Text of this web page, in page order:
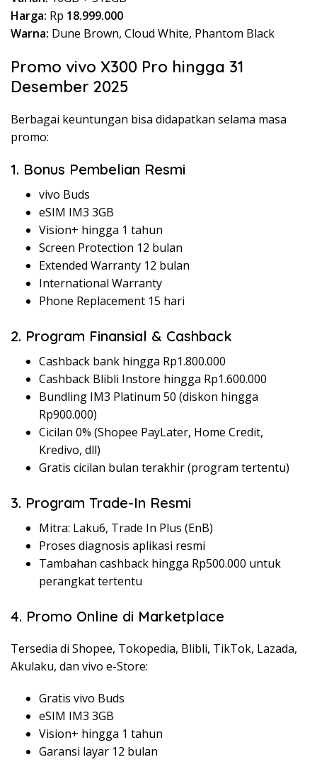
Harga: Rp 18.999.000
Warna: Dune Brown, Cloud White, Phantom Black
Promo vivo X300 Pro hingga 31
Desember 2025
Berbagai keuntungan bisa didapatkan selama masa
promo:
1. Bonus Pembelian Resmi
vivo Buds
eSIM IM3 3GB
Vision+ hingga 1 tahun
Screen Protection 12 bulan
Extended Warranty 12 bulan
International Warranty
Phone Replacement 15 hari
2. Program Finansial & Cashback
Cashback bank hingga Rp1.800.000
Cashback Blibli Instore hingga Rp1.600.000
Bundling IM3 Platinum 50 (diskon hingga
Rp900.000)
Cicilan 0% (Shopee PayLater, Home Credit,
Kredivo, dll)
Gratis cicilan bulan terakhir (program tertentu)
3. Program Trade-In Resmi
Mitra: Laku6, Trade In Plus (EnB)
Proses diagnosis aplikasi resmi
Tambahan cashback hingga Rp500.000 untuk
perangkat tertentu
4. Promo Online di Marketplace
Tersedia di Shopee, Tokopedia, Blibli, TikTok, Lazada,
Akulaku, dan vivo e-Store:
Gratis vivo Buds
eSIM IM3 3GB
Vision+ hingga 1 tahun
Garansi layar 12 bulan